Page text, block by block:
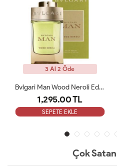
3 Al 2 Öde
Bvlgari Man Wood Neroli Edp 100 Ml ARC
1,295.00 TL
SEPETE EKLE
Çok